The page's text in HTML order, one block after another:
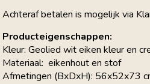
Achteraf betalen is mogelijk via
Producteigenschappen:
Kleur: Geolied wit eiken kleur en
Materiaal: eikenhout en stof
Afmetingen (BxDxH): 56x52x73